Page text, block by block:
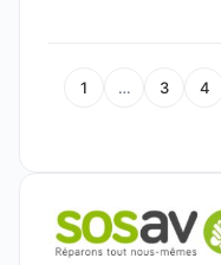
1 … 3 4